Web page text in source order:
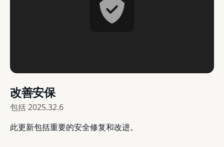
改善安保
包括2025.32.6
此更新包括重要的安全修复和改进。